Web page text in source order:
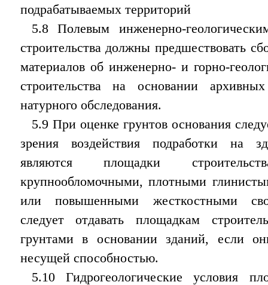
подрабатываемых территорий
5.8 Полевым инженерно-
строительства должны предшествовать
материалов об инженерно- и горно-
строительства на основании
натурного обследования.
5.9 При оценке грунтов основания
зрения воздействия подработки на
являются площадки
крупнообломочными, плотными
или повышенными жесткостными
следует отдавать площадкам
грунтами в основании зданий, если
несущей способностью.
5.10 Гидрогеологические условия